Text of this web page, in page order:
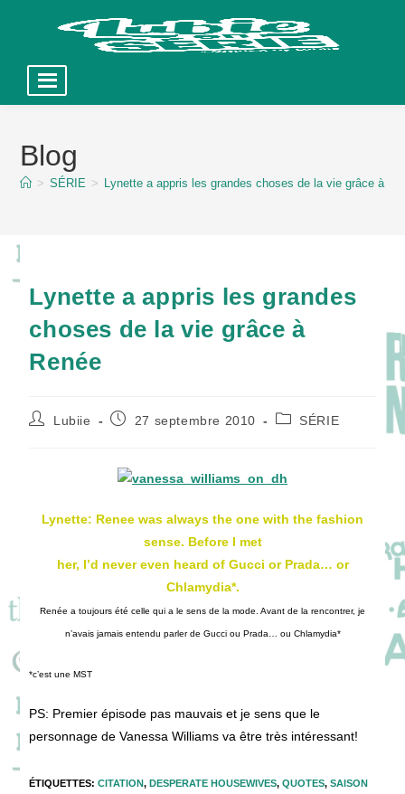
contentBlog
> SÉRIE > Lynette a appris les grandes choses de la vie grâce à
Lynette a appris les grandes
choses de la vie grâce à
Renée
Auteur/autrice
Lubiie
Publication
27 septembre 2010
PostSÉRIE
Lynette: Renee was always the one with the fashion
sense. Before I met
her, I’d never even heard of Gucci or Prada… or
Chlamydia*.
Renée a toujours été celle qui a le sens de la mode. Avant de la rencontrer, je
n’avais jamais entendu parler de Gucci ou Prada… ou Chlamydia*
*c’est une MST
PS: Premier épisode pas mauvais et je sens que le
personnage de Vanessa Williams va être très intéressant!
ÉTIQUETTES:CITATION, DESPERATE HOUSEWIVES, QUOTES, SAISON